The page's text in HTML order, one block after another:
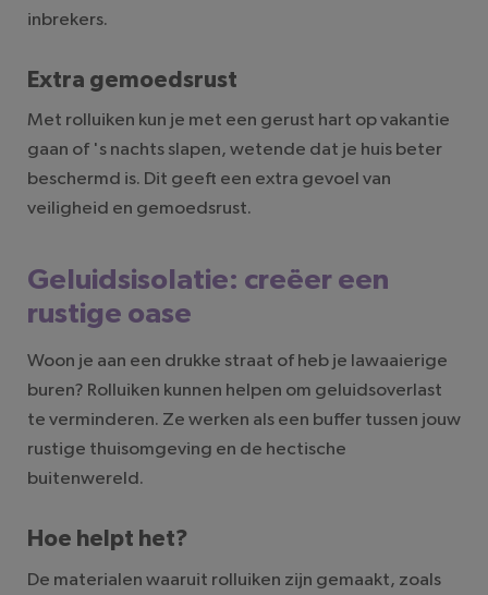
inbrekers.
Extra gemoedsrust
Met rolluiken kun je met een gerust hart op vakantie
gaan of 's nachts slapen, wetende dat je huis beter
beschermd is. Dit geeft een extra gevoel van
veiligheid en gemoedsrust.
Geluidsisolatie: creëer een
rustige oase
Woon je aan een drukke straat of heb je lawaaierige
buren? Rolluiken kunnen helpen om geluidsoverlast
te verminderen. Ze werken als een buffer tussen jouw
rustige thuisomgeving en de hectische
buitenwereld.
Hoe helpt het?
De materialen waaruit rolluiken zijn gemaakt, zoals